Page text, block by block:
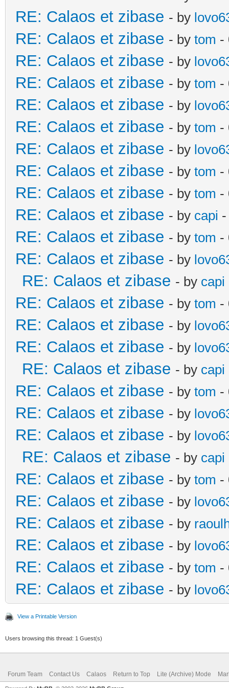
RE: Calaos et zibase - by
RE: Calaos et zibase - by tom -
RE: Calaos et zibase - by
RE: Calaos et zibase - by tom -
RE: Calaos et zibase - by
RE: Calaos et zibase - by tom -
RE: Calaos et zibase - by
RE: Calaos et zibase - by tom -
RE: Calaos et zibase - by tom -
RE: Calaos et zibase - by capi
RE: Calaos et zibase - by tom -
RE: Calaos et zibase - by
RE: Calaos et zibase - by capi
RE: Calaos et zibase - by tom -
RE: Calaos et zibase - by
RE: Calaos et zibase - by
RE: Calaos et zibase - by capi
RE: Calaos et zibase - by tom -
RE: Calaos et zibase - by
RE: Calaos et zibase - by
RE: Calaos et zibase - by capi
RE: Calaos et zibase - by tom -
RE: Calaos et zibase - by
RE: Calaos et zibase - by
RE: Calaos et zibase - by
RE: Calaos et zibase - by tom -
RE: Calaos et zibase - by
View a Printable Version
Users browsing this thread: 1 Guest(s)
Forum Team Contact Us Calaos Return to Top Lite (Archive) Mode